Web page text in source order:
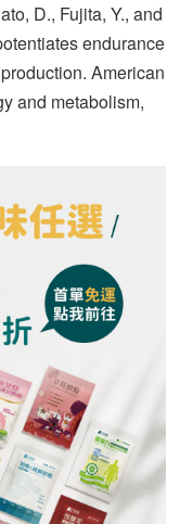
D., Fujita, Y., and
endurance
American
and metabolism,